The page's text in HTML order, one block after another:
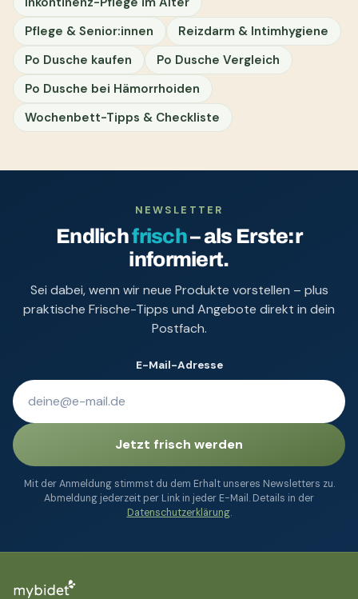
Pflege & Senior:innen
Reizdarm & Intimhygiene
Po Dusche kaufen
Po Dusche Vergleich
Po Dusche bei Hämorrhoiden
Wochenbett-Tipps & Checkliste
NEWSLETTER
Endlichfrisch– als Erste:r
informiert.
Sei dabei, wenn wir neue Produkte vorstellen – plus
praktische Frische-Tipps und Angebote direkt in dein
Postfach.
E-Mail-Adresse
Jetzt frisch werden
Mit der Anmeldung stimmst du dem Erhalt unseres Newsletters zu.
Abmeldung jederzeit per Link in jeder E-Mail. Details in der
Datenschutzerklärung.